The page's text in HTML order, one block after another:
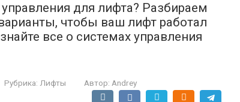
для лифта? Разбираем
чтобы ваш лифт работал
все о системах управления
Рубрика: Лифты Автор: Andrey